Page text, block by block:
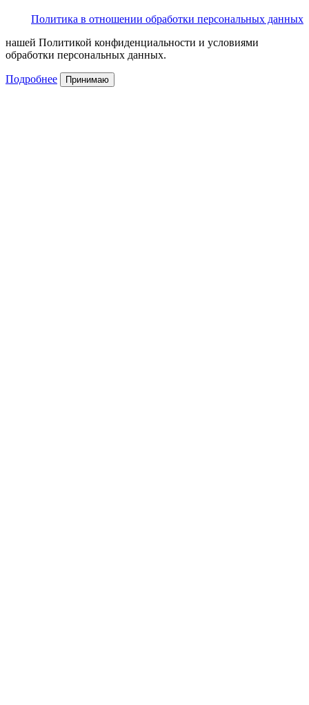
Политика в отношении обработки персональных данных
нашей Политикой конфиденциальности и условиями
обработки персональных данных.
Подробнее Принимаю